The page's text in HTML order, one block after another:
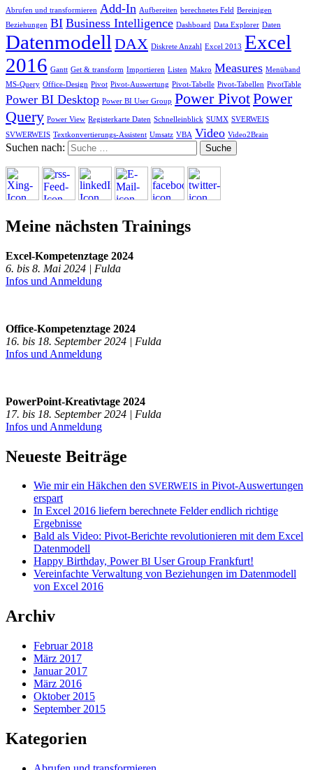
Abrufen und transformieren Add-In Aufbereiten berechnetes Feld Bereinigen
Beziehungen BI Business Intelligence Dashboard Data Explorer Daten
Datenmodell DAX Diskrete Anzahl Excel 2013 Excel
2016 Gantt Get & transform Importieren Listen Makro Measures Menüband
MS-Query Office-Design Pivot Pivot-Auswertung Pivot-Tabelle Pivot-Tabellen PivotTable
Power BI Desktop Power BI User Group Power PivotPower
Query Power View Registerkarte Daten Schnelleinblick SUMX SVERWEIS
SVWERWEIS Textkonvertierungs-Assistent Umsatz VBA Video Video2Brain
Suchen nach:
Meine nächsten Trainings
Excel-Kompetenztage 2024
6. bis 8. Mai 2024 | Fulda
Infos und Anmeldung
Office-Kompetenztage 2024
16. bis 18. September 2024 | Fulda
Infos und Anmeldung
PowerPoint-Kreativtage 2024
17. bis 18. September 2024 | Fulda
Infos und Anmeldung
Neueste Beiträge
Wie mir ein Häkchen den SVERWEIS in Pivot-Auswertungen
erspart
In Excel 2016 liefern berechnete Felder endlich richtige
Ergebnisse
Bald als Video: Pivot-Berichte revolutionieren mit dem Excel
Datenmodell
Happy Birthday, PowerBI User Group Frankfurt!
Vereinfachte Verwaltung von Beziehungen im Datenmodell
von Excel 2016
Archiv
Februar 2018
März 2017
Januar 2017
März 2016
Oktober 2015
September 2015
Kategorien